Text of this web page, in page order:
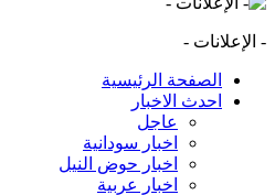
- الإعلانات -
الصفحة الرئيسية
احدث الاخبار
عاجل
اخبار سودانية
اخبار حوض النيل
اخبار عربية